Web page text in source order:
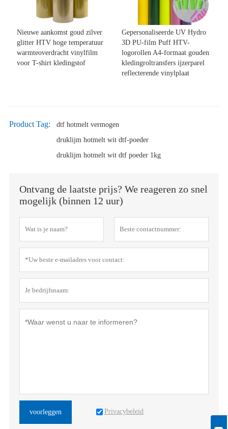
Nieuwe aankomst goud zilver
glitter HTV hoge temperatuur
warmteoverdracht vinylfilm
voor T-shirt kledingstof
Gepersonaliseerde UV Hydro
3D PU-film Puff HTV-
logorollen A4-formaat gouden
kledingroltransfers ijzerparel
reflecterende vinylplaat
Product Tag:
dtf hotmelt vermogen
druklijm hotmelt wit dtf-poeder
druklijm hotmelt wit dtf poeder 1kg
Ontvang de laatste prijs? We reageren zo snel
mogelijk (binnen 12 uur)
voorleggen Privacybeleid